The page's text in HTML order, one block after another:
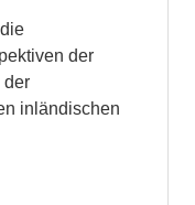
der
der
inländischen